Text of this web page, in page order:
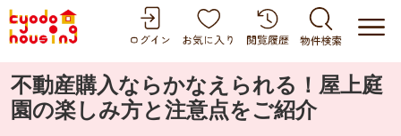
不動産購入ならかなえられる！屋上庭
園の楽しみ方と注意点をご紹介